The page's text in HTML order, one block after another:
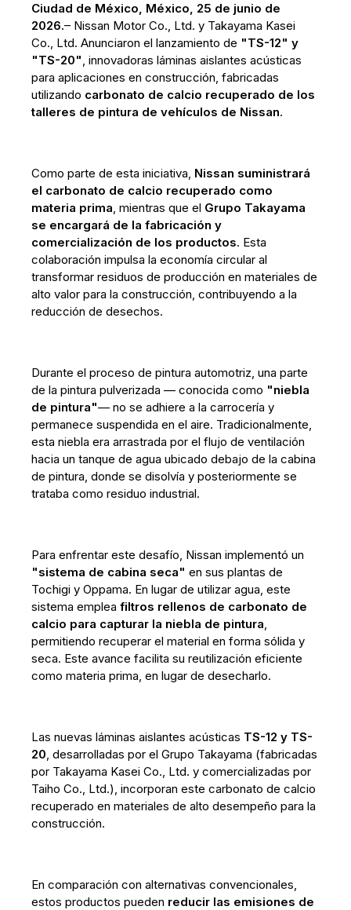
Ciudad de México, México, 25 de junio de
2026.– Nissan Motor Co., Ltd. y Takayama Kasei
Co., Ltd. Anunciaron el lanzamiento de "TS-12" y
"TS-20", innovadoras láminas aislantes acústicas
para aplicaciones en construcción, fabricadas
utilizando carbonato de calcio recuperado de los
talleres de pintura de vehículos de Nissan.
Como parte de esta iniciativa, Nissan suministrará
el carbonato de calcio recuperado como
materia prima, mientras que el Grupo Takayama
se encargará de la fabricación y
comercialización de los productos. Esta
colaboración impulsa la economía circular al
transformar residuos de producción en materiales de
alto valor para la construcción, contribuyendo a la
reducción de desechos.
Durante el proceso de pintura automotriz, una parte
de la pintura pulverizada — conocida como "niebla
de pintura"— no se adhiere a la carrocería y
permanece suspendida en el aire. Tradicionalmente,
esta niebla era arrastrada por el flujo de ventilación
hacia un tanque de agua ubicado debajo de la cabina
de pintura, donde se disolvía y posteriormente se
trataba como residuo industrial.
Para enfrentar este desafío, Nissan implementó un
"sistema de cabina seca" en sus plantas de
Tochigi y Oppama. En lugar de utilizar agua, este
sistema empleafiltros rellenos de carbonato de
calcio para capturar la niebla de pintura,
permitiendo recuperar el material en forma sólida y
seca. Este avance facilita su reutilización eficiente
como materia prima, en lugar de desecharlo.
Las nuevas láminas aislantes acústicas TS-12 y TS-
20, desarrolladas por el Grupo Takayama (fabricadas
por Takayama Kasei Co., Ltd. y comercializadas por
Taiho Co., Ltd.), incorporan este carbonato de calcio
recuperado en materiales de alto desempeño para la
construcción.
En comparación con alternativas convencionales,
estos productos pueden reducir las emisiones de